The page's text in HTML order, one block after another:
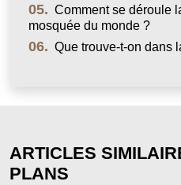
05. Comment se déroule
mosquée du monde ?
06. Que trouve-t-on dans
ARTICLES
PLANS